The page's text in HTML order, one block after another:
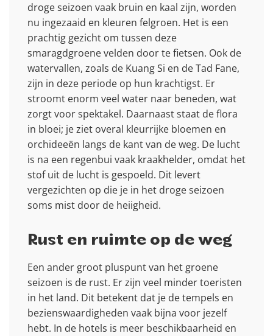
droge seizoen vaak bruin en kaal zijn, worden
nu ingezaaid en kleuren felgroen. Het is een
prachtig gezicht om tussen deze
smaragdgroene velden door te fietsen. Ook de
watervallen, zoals de Kuang Si en de Tad Fane,
zijn in deze periode op hun krachtigst. Er
stroomt enorm veel water naar beneden, wat
zorgt voor spektakel. Daarnaast staat de flora
in bloei; je ziet overal kleurrijke bloemen en
orchideeën langs de kant van de weg. De lucht
is na een regenbui vaak kraakhelder, omdat het
stof uit de lucht is gespoeld. Dit levert
vergezichten op die je in het droge seizoen
soms mist door de heiigheid.
Rust en ruimte op de weg
Een ander groot pluspunt van het groene
seizoen is de rust. Er zijn veel minder toeristen
in het land. Dit betekent dat je de tempels en
bezienswaardigheden vaak bijna voor jezelf
hebt. In de hotels is meer beschikbaarheid en